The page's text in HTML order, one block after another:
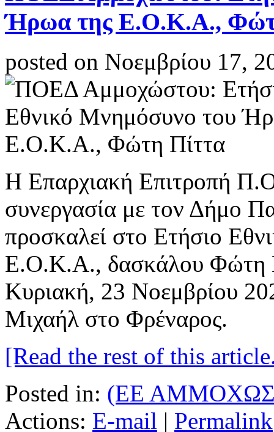
Ήρωα της Ε.Ο.Κ.Α.,
posted on Νοεμβρίου 17,
Η Επαρχιακή Επιτροπή
συνεργασία με τον Δήμο
προσκαλεί στο Ετήσιο
Ε.Ο.Κ.Α., δασκάλου Φώτη
Κυριακή, 23 Νοεμβρίου
Μιχαήλ στο Φρέναρος.
[Read the rest of this
Posted in: (ΕΕ
Actions: E-mail | Permalink